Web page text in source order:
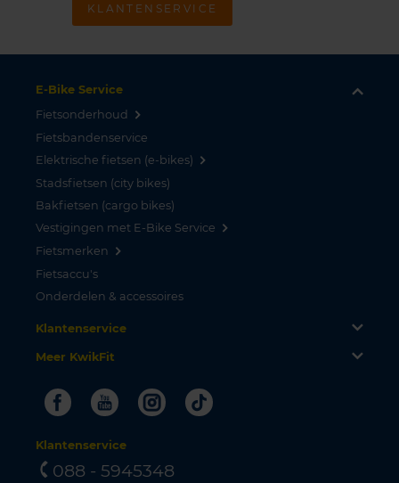
KLANTENSERVICE
E-Bike Service
Fietsonderhoud
Fietsbandenservice
Elektrische fietsen (e-bikes)
Stadsfietsen (city bikes)
Bakfietsen (cargo bikes)
Vestigingen met E-Bike Service
Fietsmerken
Fietsaccu's
Onderdelen & accessoires
Klantenservice
Meer KwikFit
FacebookYoutubeInstagram
Tiktok
Klantenservice
088 - 5945348